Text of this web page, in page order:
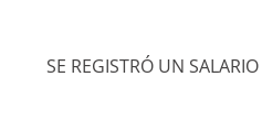
SE REGISTRÓ UN